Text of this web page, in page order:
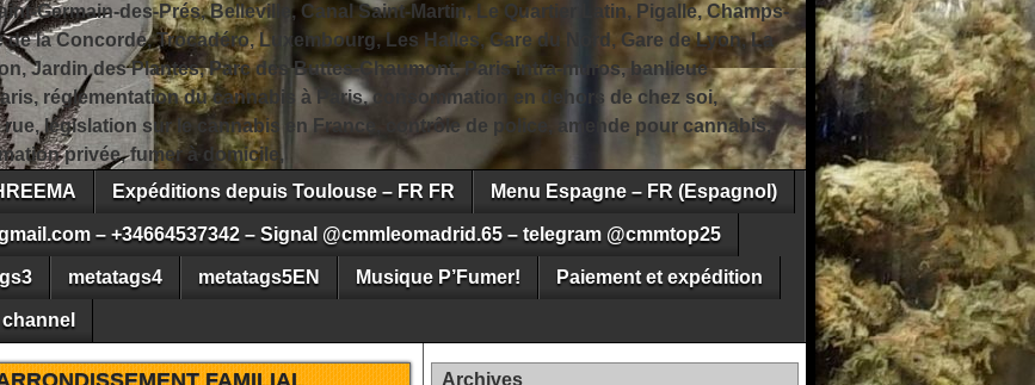
Germain-des-Prés, Belleville, Canal Saint-Martin, Le Quartier Latin, Pigalle, Champs-
la Concorde, Trocadéro, Luxembourg, Les Halles, Gare du Nord, Gare de Lyon, La
Jardin des Plantes, Parc des Buttes-Chaumont, Paris intra-muros, banlieue
réglementation du cannabis à Paris, consommation en dehors de chez soi,
législation sur le cannabis en France, contrôle de police, amende pour cannabis,
privée, fumer à domicile,
Expéditions depuis Toulouse – FR FR Menu Espagne – FR (Espagnol)
– +34664537342 – Signal @cmmleomadrid.65 – telegram @cmmtop25
metatags4 metatags5EN Musique P’Fumer! Paiement et expédition
FAMILIAL Archives